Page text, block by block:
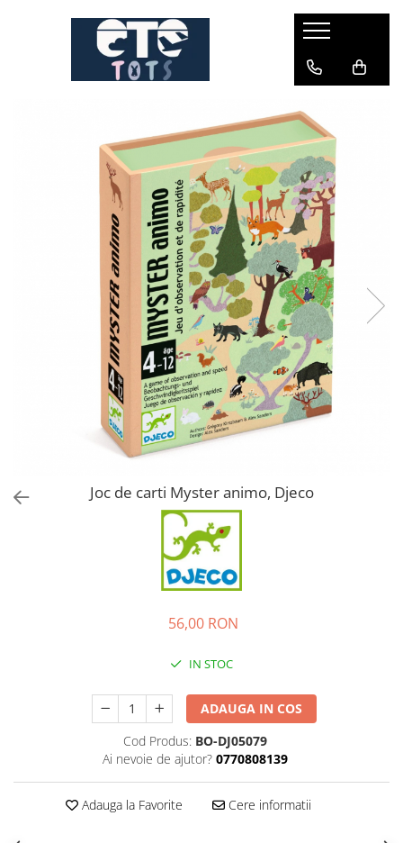
CĂRUCIOARE & SCAUNE AUTO
cărucioare U-GROW
scaune auto pentru avion
accesorii cărucioare
accesorii scaun auto
accesorii scaun avion
Joc de carti Myster animo, Djeco
56,00 RON
IN STOC
ADAUGA IN COS
Cod Produs: BO-DJ05079
Ai nevoie de ajutor? 0770808139
Adauga la Favorite Cere informatii